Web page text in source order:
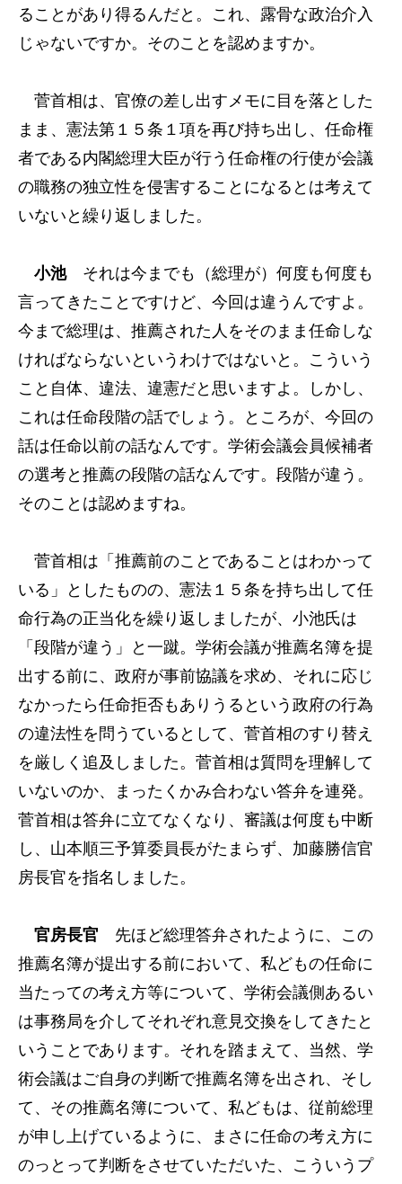
ることがあり得るんだと。これ、露骨な政治介入
じゃないですか。そのことを認めますか。
菅首相は、官僚の差し出すメモに目を落とした
まま、憲法第１５条１項を再び持ち出し、任命権
者である内閣総理大臣が行う任命権の行使が会議
の職務の独立性を侵害することになるとは考えて
いないと繰り返しました。
小池それは今までも（総理が）何度も何度も
言ってきたことですけど、今回は違うんですよ。
今まで総理は、推薦された人をそのまま任命しな
ければならないというわけではないと。こういう
こと自体、違法、違憲だと思いますよ。しかし、
これは任命段階の話でしょう。ところが、今回の
話は任命以前の話なんです。学術会議会員候補者
の選考と推薦の段階の話なんです。段階が違う。
そのことは認めますね。
菅首相は「推薦前のことであることはわかって
いる」としたものの、憲法１５条を持ち出して任
命行為の正当化を繰り返しましたが、小池氏は
「段階が違う」と一蹴。学術会議が推薦名簿を提
出する前に、政府が事前協議を求め、それに応じ
なかったら任命拒否もありうるという政府の行為
の違法性を問うているとして、菅首相のすり替え
を厳しく追及しました。菅首相は質問を理解して
いないのか、まったくかみ合わない答弁を連発。
菅首相は答弁に立てなくなり、審議は何度も中断
し、山本順三予算委員長がたまらず、加藤勝信官
房長官を指名しました。
官房長官 先ほど総理答弁されたように、この
推薦名簿が提出する前において、私どもの任命に
当たっての考え方等について、学術会議側あるい
は事務局を介してそれぞれ意見交換をしてきたと
いうことであります。それを踏まえて、当然、学
術会議はご自身の判断で推薦名簿を出され、そし
て、その推薦名簿について、私どもは、従前総理
が申し上げているように、まさに任命の考え方に
のっとって判断をさせていただいた、こういうプ